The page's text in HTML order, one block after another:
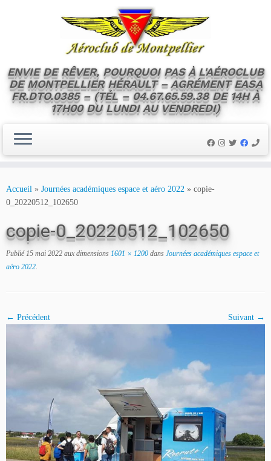
content
ENVIE DE RÊVER, POURQUOI PAS À L'AÉROCLUB
DE MONTPELLIER HÉRAULT – AGRÉMENT EASA
FR.DTO.0385 – (TÉL – 04.67.65.59.38 DE 14H À
17H00 DU LUNDI AU VENDREDI)
Accueil » Journées académiques espace et aéro 2022 » copie-
0_20220512_102650
copie-0_20220512_102650
Publié 15 mai 2022 aux dimensions 1601 × 1200 dans Journées académiques espace et
aéro 2022.
← Précédent Suivant →